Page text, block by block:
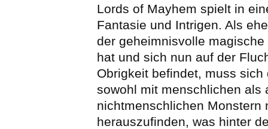
Lords of Mayhem spielt in
Fantasie und Intrigen. Als
der geheimnisvolle
hat und sich nun auf der
Obrigkeit befindet, muss sich
sowohl mit menschlichen als
nichtmenschlichen Monstern
herauszufinden, was hinter